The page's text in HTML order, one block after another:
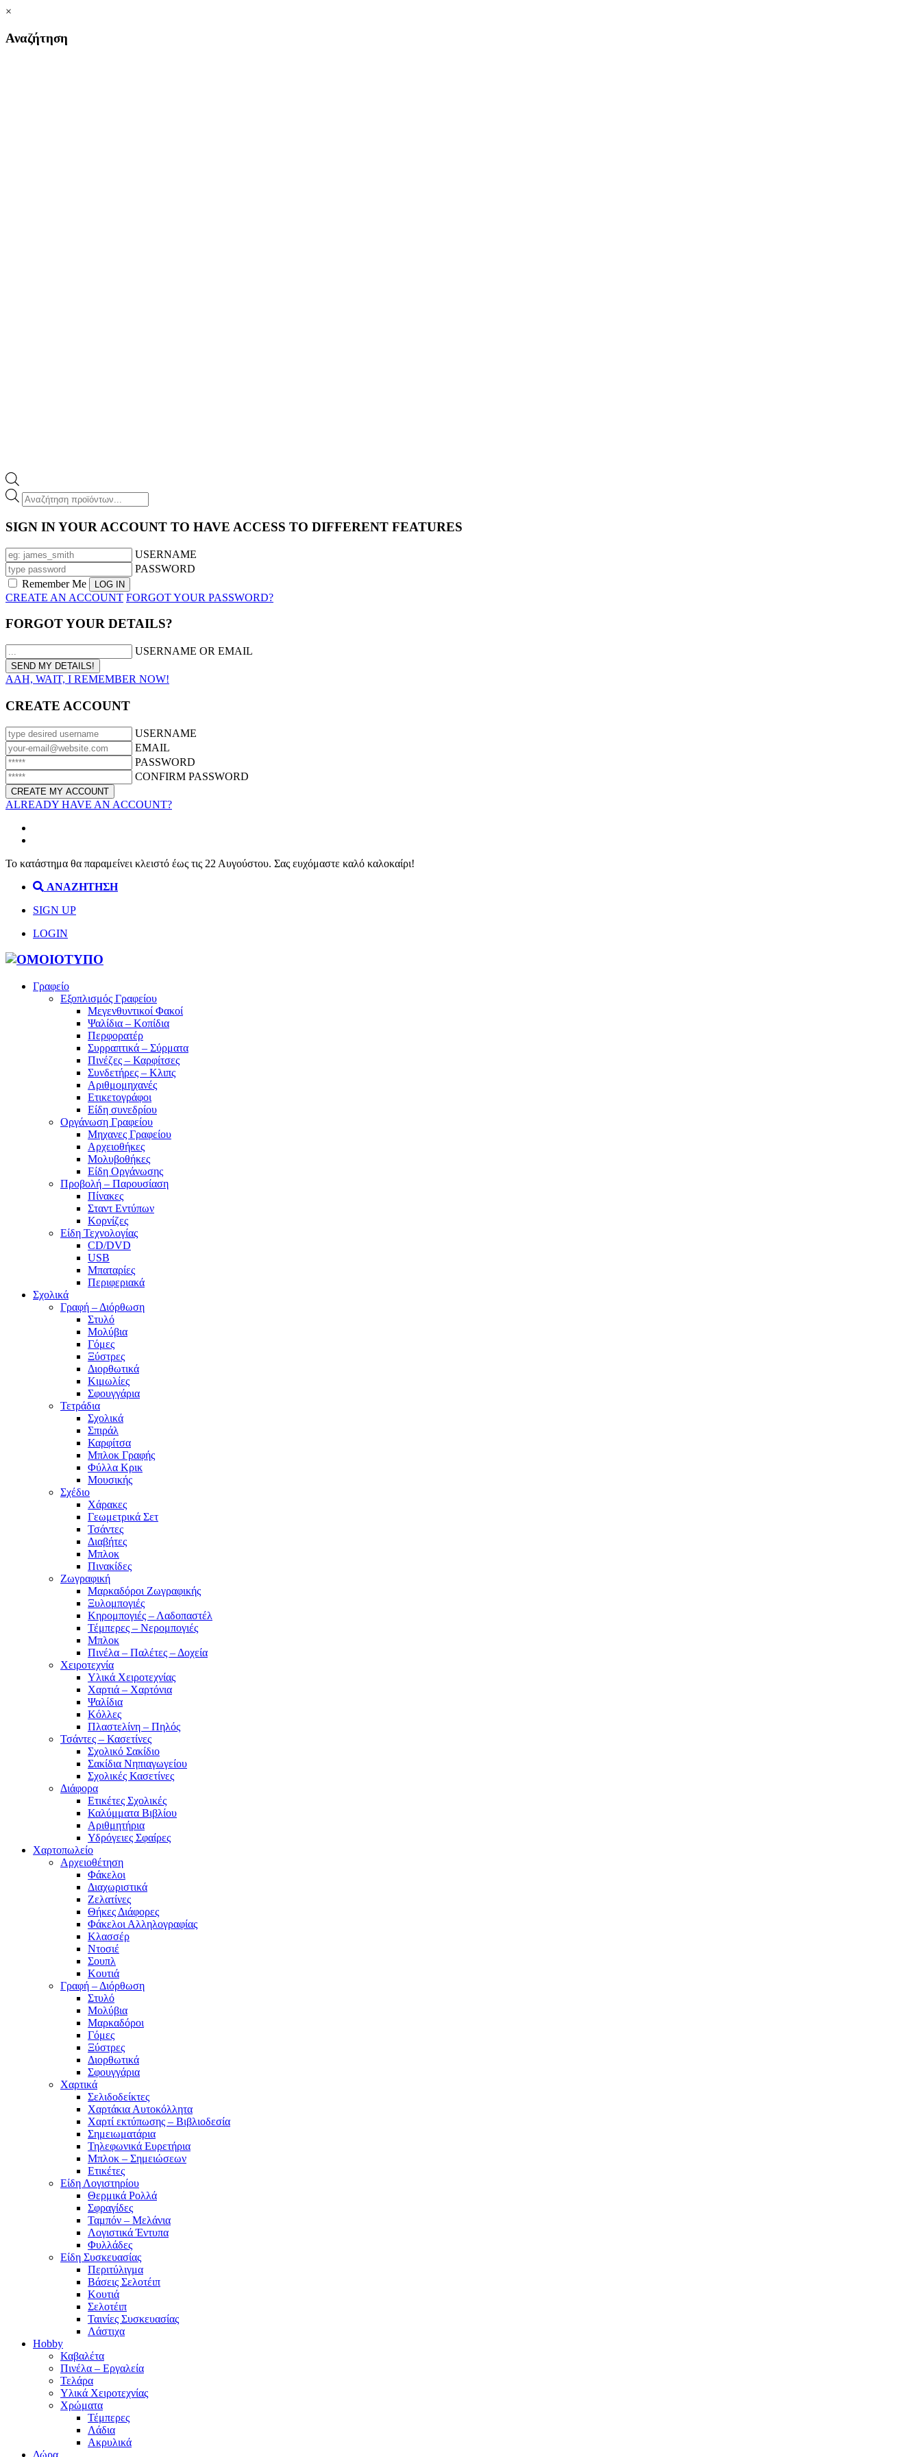
×
Αναζήτηση
Products
search
SIGN IN YOUR ACCOUNT TO HAVE ACCESS TO DIFFERENT FEATURES
USERNAME
PASSWORD
Remember Me
CREATE AN ACCOUNT FORGOT YOUR PASSWORD?
FORGOT YOUR DETAILS?
USERNAME OR EMAIL
AAH, WAIT, I REMEMBER NOW!
CREATE ACCOUNT
USERNAME
EMAIL
PASSWORD
CONFIRM PASSWORD
ALREADY HAVE AN ACCOUNT?
Το κατάστημα θα παραμείνει κλειστό έως τις 22 Αυγούστου. Σας ευχόμαστε καλό καλοκαίρι!
ΑΝΑΖΗΤΗΣΗ
SIGN UP
LOGIN
Γραφείο
Εξοπλισμός Γραφείου
Μεγενθυντικοί Φακοί
Ψαλίδια – Κοπίδια
Περφορατέρ
Συρραπτικά – Σύρματα
Πινέζες – Καρφίτσες
Συνδετήρες – Κλιπς
Αριθμομηχανές
Ετικετογράφοι
Είδη συνεδρίου
Οργάνωση Γραφείου
Μηχανες Γραφείου
Αρχειοθήκες
Μολυβοθήκες
Είδη Οργάνωσης
Προβολή – Παρουσίαση
Πίνακες
Σταντ Εντύπων
Κορνίζες
Είδη Τεχνολογίας
CD/DVD
USB
Μπαταρίες
Περιφεριακά
Σχολικά
Γραφή – Διόρθωση
Στυλό
Μολύβια
Γόμες
Ξύστρες
Διορθωτικά
Κιμωλίες
Σφουγγάρια
Τετράδια
Σχολικά
Σπιράλ
Καρφίτσα
Μπλοκ Γραφής
Φύλλα Κρικ
Μουσικής
Σχέδιο
Χάρακες
Γεωμετρικά Σετ
Τσάντες
Διαβήτες
Μπλοκ
Πινακίδες
Ζωγραφική
Μαρκαδόροι Ζωγραφικής
Ξυλομπογιές
Κηρομπογιές – Λαδοπαστέλ
Τέμπερες – Νερομπογιές
Μπλοκ
Πινέλα – Παλέτες – Δοχεία
Χειροτεχνία
Υλικά Χειροτεχνίας
Χαρτιά – Χαρτόνια
Ψαλίδια
Κόλλες
Πλαστελίνη – Πηλός
Τσάντες – Κασετίνες
Σχολικό Σακίδιο
Σακίδια Νηπιαγωγείου
Σχολικές Κασετίνες
Διάφορα
Ετικέτες Σχολικές
Καλύμματα Βιβλίου
Αριθμητήρια
Υδρόγειες Σφαίρες
Χαρτοπωλείο
Αρχειοθέτηση
Φάκελοι
Διαχωριστικά
Ζελατίνες
Θήκες Διάφορες
Φάκελοι Αλληλογραφίας
Κλασσέρ
Ντοσιέ
Σουπλ
Κουτιά
Γραφή – Διόρθωση
Στυλό
Μολύβια
Μαρκαδόροι
Γόμες
Ξύστρες
Διορθωτικά
Σφουγγάρια
Χαρτικά
Σελιδοδείκτες
Χαρτάκια Αυτοκόλλητα
Χαρτί εκτύπωσης – Βιβλιοδεσία
Σημειωματάρια
Τηλεφωνικά Ευρετήρια
Μπλοκ – Σημειώσεων
Ετικέτες
Είδη Λογιστηρίου
Θερμικά Ρολλά
Σφραγίδες
Ταμπόν – Μελάνια
Λογιστικά Έντυπα
Φυλλάδες
Είδη Συσκευασίας
Περιτύλιγμα
Βάσεις Σελοτέιπ
Κουτιά
Σελοτέιπ
Ταινίες Συσκευασίας
Λάστιχα
Hobby
Καβαλέτα
Πινέλα – Εργαλεία
Τελάρα
Υλικά Χειροτεχνίας
Χρώματα
Τέμπερες
Λάδια
Ακρυλικά
Δώρα